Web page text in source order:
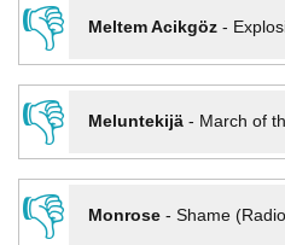
👎
Meltem Acikgöz-
👎
Meluntekijä- March of
👎
Monrose- Shame